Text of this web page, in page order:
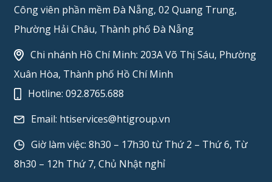
Công viên phần mềm Đà Nẵng, 02 Quang Trung,
Phường Hải Châu, Thành phố Đà Nẵng
Chi nhánh Hồ Chí Minh: 203A Võ Thị Sáu, Phường
Xuân Hòa, Thành phố Hồ Chí Minh
Hotline:092.8765.688
Email: htiservices@htigroup.vn
Giờ làm việc: 8h30 – 17h30 từ Thứ 2 – Thứ 6, Từ
8h30 – 12h Thứ 7, Chủ Nhật nghỉ